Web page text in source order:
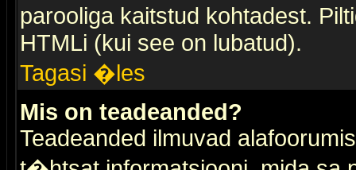
parooliga kaitstud kohtadest.
HTMLi (kui see on lubatud).
Tagasi �les
Mis on teadeanded?
Teadeanded ilmuvad